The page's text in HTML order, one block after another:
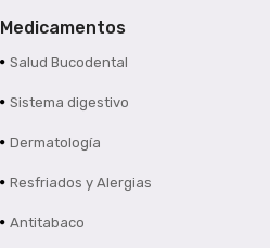
Medicamentos
Salud Bucodental
Sistema digestivo
Dermatología
Resfriados y Alergias
Antitabaco